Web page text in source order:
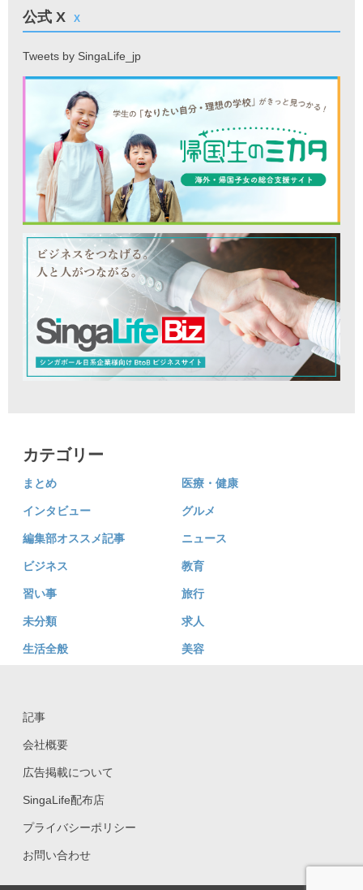
公式 X X
Tweets by SingaLife_jp
カテゴリー
まとめ 医療・健康
インタビュー グルメ
編集部オススメ記事 ニュース
ビジネス 教育
習い事 旅行
未分類 求人
生活全般 美容
記事
会社概要
広告掲載について
SingaLife配布店
プライバシーポリシー
お問い合わせ